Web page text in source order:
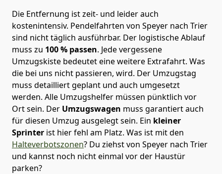
Die Entfernung ist zeit- und leider auch
kostenintensiv. Pendelfahrten von Speyer nach Trier
sind nicht täglich ausführbar. Der logistische Ablauf
muss zu 100 % passen. Jede vergessene
Umzugskiste bedeutet eine weitere Extrafahrt. Was
die bei uns nicht passieren, wird. Der Umzugstag
muss detailliert geplant und auch umgesetzt
werden. Alle Umzugshelfer müssen pünktlich vor
Ort sein. Der Umzugswagen muss garantiert auch
für diesen Umzug ausgelegt sein. Ein kleiner
Sprinter ist hier fehl am Platz. Was ist mit den
Halteverbotszonen? Du ziehst von Speyer nach Trier
und kannst noch nicht einmal vor der Haustür
parken?